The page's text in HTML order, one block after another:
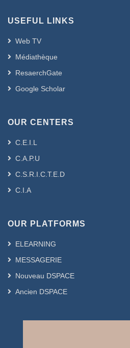
USEFUL LINKS
Web TV
Médiathèque
ResaerchGate
Google Scholar
OUR CENTERS
C.E.I.L
C.A.P.U
C.S.R.I.C.T.E.D
C.I.A
OUR PLATFORMS
ELEARNING
MESSAGERIE
Nouveau DSPACE
Ancien DSPACE